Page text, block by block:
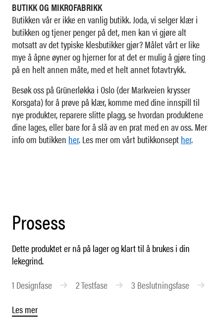
BUTIKK OG MIKROFABRIKK
Butikken vår er ikke en vanlig butikk. Joda, vi selger klær i
butikken og tjener penger på det, men kan vi gjøre alt
motsatt av det typiske klesbutikker gjør? Målet vårt er like
mye å åpne øyner og hjerner for at det er mulig å gjøre ting
på en helt annen måte, med et helt annet fotavtrykk.
Besøk oss på Grünerløkka i Oslo (der Markveien krysser
Korsgata) for å prøve på klær, komme med dine innspill til
nye produkter, reparere slitte plagg, se hvordan produktene
dine lages, eller bare for å slå av en prat med en av oss. Mer
info om butikken her. Les mer om vårt butikkonsepther.
Prosess
Dette produktet er nå på lager og klart til å brukes i din
lekegrind.
1 Designfase 2Testfase 3 Beslutningsfase
Les mer